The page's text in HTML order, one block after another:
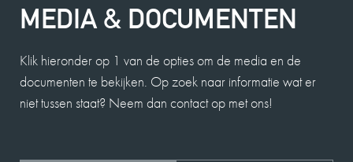
MEDIA & DOCUMENTEN
Klik hieronder op 1 van de opties om de media en de
documenten te bekijken. Op zoek naar informatie wat er
niet tussen staat? Neem dan contact op met ons!